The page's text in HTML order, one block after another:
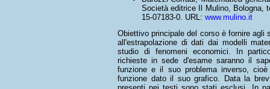
Società editrice Il Mulino, Bologna,
15-07183-0. URL: www.mulino.it
Obiettivo principale del corso è fornire agli
all'estrapolazione di dati dai modelli
studio di fenomeni economici. In
richieste in sede d'esame saranno il
funzione e il suo problema inverso, cioè
funzione dato il suo grafico. Data la